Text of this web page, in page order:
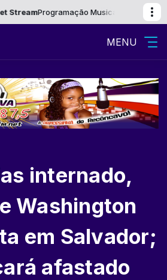
Programação Musical das 09:00 às
MENU
internado,
Washington
em Salvador;
afastado